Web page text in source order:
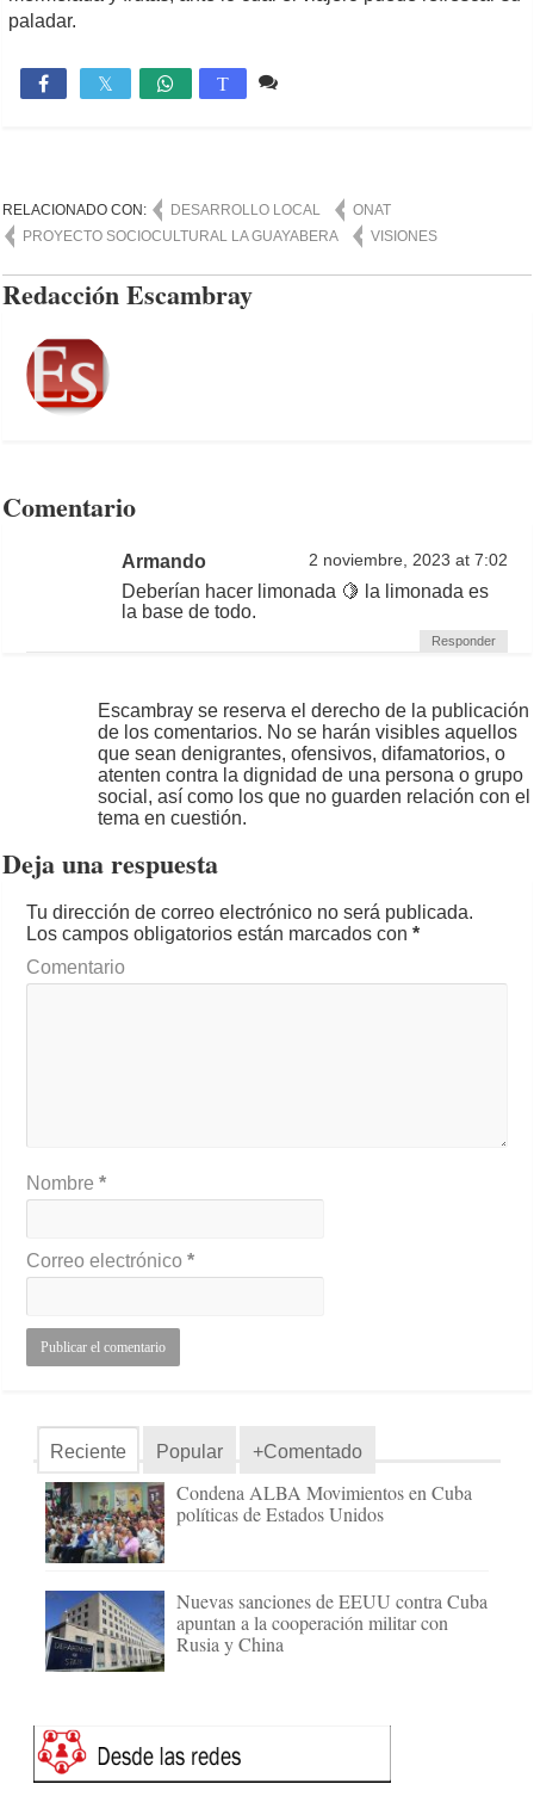
paladar.
 T
RELACIONADO CON: DESARROLLO LOCAL
ONAT
PROYECTO SOCIOCULTURAL LA GUAYABERA
VISIONES
Redacción Escambray
Comentario
Armando 2 noviembre, 2023 at 7:02
Deberían hacer limonada 🍋 la limonada es
la base de todo.
Responder
Escambray se reserva el derecho de la publicación
de los comentarios. No se harán visibles aquellos
que sean denigrantes, ofensivos, difamatorios, o
atenten contra la dignidad de una persona o grupo
social, así como los que no guarden relación con el
tema en cuestión.
Deja una respuesta
Tu dirección de correo electrónico no será publicada.
Los campos obligatorios están marcados con*
Comentario
Nombre*
Correo electrónico*
Reciente Popular +Comentado
Condena ALBA Movimientos en Cuba
políticas de Estados Unidos
Nuevas sanciones de EEUU contra Cuba
apuntan a la cooperación militar con
Rusia y China